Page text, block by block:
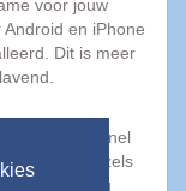
voor jouw
en iPhone
Dit is meer
die je zo snel
puzzels
om nog